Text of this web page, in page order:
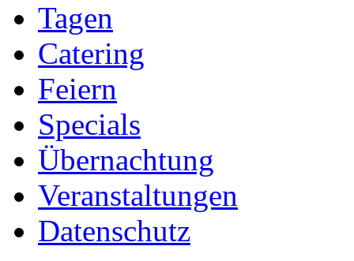
Tagen
Catering
Feiern
Specials
Übernachtung
Veranstaltungen
Datenschutz